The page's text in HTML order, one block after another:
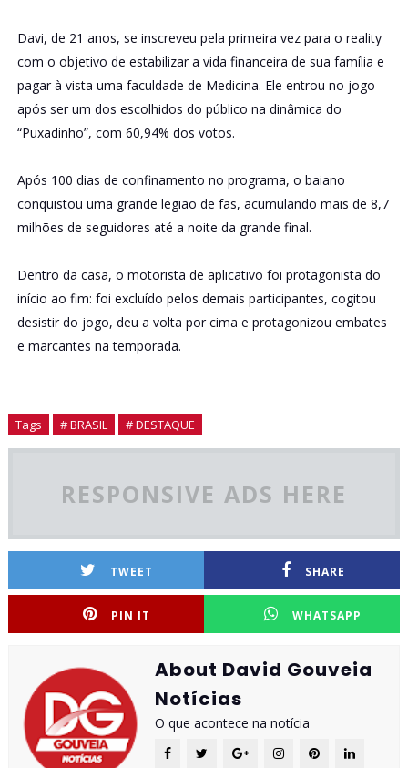
Davi, de 21 anos, se inscreveu pela primeira vez para o reality
com o objetivo de estabilizar a vida financeira de sua família e
pagar à vista uma faculdade de Medicina. Ele entrou no jogo
após ser um dos escolhidos do público na dinâmica do
“Puxadinho”, com 60,94% dos votos.
Após 100 dias de confinamento no programa, o baiano
conquistou uma grande legião de fãs, acumulando mais de 8,7
milhões de seguidores até a noite da grande final.
Dentro da casa, o motorista de aplicativo foi protagonista do
início ao fim: foi excluído pelos demais participantes, cogitou
desistir do jogo, deu a volta por cima e protagonizou embates
e marcantes na temporada.
Tags # BRASIL # DESTAQUE
RESPONSIVE ADS HERE
TWEET SHARE
PIN IT WHATSAPP
About David Gouveia
Notícias
O que acontece na notícia